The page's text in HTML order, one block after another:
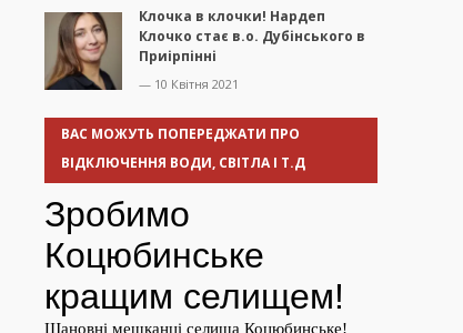
Клочка в клочки! Нардеп
Клочко стає в.о. Дубінського в
Приірпінні
— 10 Квітня 2021
ВАС МОЖУТЬ ПОПЕРЕДЖАТИ ПРО
ВІДКЛЮЧЕННЯ ВОДИ, СВІТЛА І Т.Д